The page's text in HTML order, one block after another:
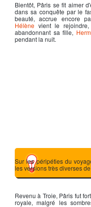
Bientôt, Pâris se fit aimer
dans sa conquête par le
beauté, accrue encore
Hélène vient le
abandonnant sa fille,
pendant la nuit.
Sur les péripéties du
les versions très diverses
Revenu à Troie, Pâris fut
royale, malgré les